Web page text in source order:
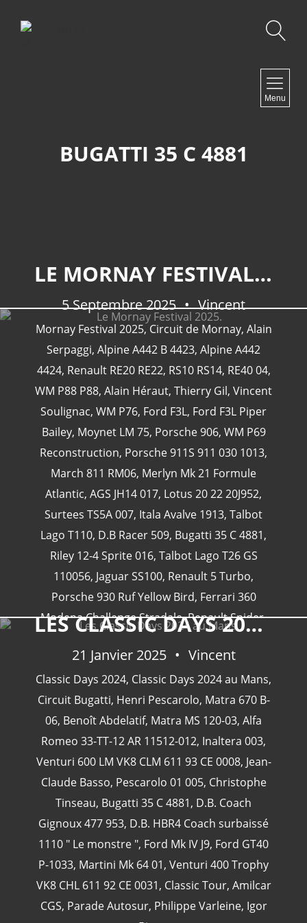
Menu
BUGATTI 35 C 4881
LE MORNAY FESTIVAL 2025.
5 Septembre 2025 Vincent
Mornay Festival 2025, Circuit de Mornay, Alain
Serpaggi, Alpine A442 B 4423, Alpine A442
4424, Renault RE20 RE22, RS10 RS14, RE40 04,
WM P88 P88, Alain Héraut, Thierry Gil, Vincent
Soulignac, WM P76, Ford F3L, Ford F3L Piper
Bailey, Moynet LM 75, Porsche 906, WM P69
Reconstruction, Porsche 911S 911 030 1013,
March 811 RM06, Merlyn Mk 21 Formule
Atlantic, AGS JH14 017, Lotus 20 22 20J952,
Surtees TS5A 007, Itala Avalve 1913, Talbot
Lago T110, D.B Racer 509, Bugatti 35 C 4881,
Riley 12-4 Sprite 016, Talbot Lago T26 GS
110056, Jaguar SS100, Renault 5 Turbo,
Porsche 930 Ruf Yellow Bird, Ferrari 360
Modena Challenge Stradale,Renault Spider,
Lamborghini Huracan STO
LES CLASSIC DAYS 2024 AU MANS.
21 Janvier 2025 Vincent
Classic Days 2024, Classic Days 2024 au Mans,
Circuit Bugatti, Henri Pescarolo, Matra 670 B-
06, Benoît Abdelatif, Matra MS 120-03, Alfa
Romeo 33-TT-12 AR 11512-012, Inaltera 003,
Venturi 600 LM VK8 CLM 611 93 CE 0008, Jean-
Claude Basso, Pescarolo 01 005, Christophe
Tinseau, Bugatti 35 C 4881, D.B. Coach
Gignoux 477 953, D.B. HBR4 Coach surbaissé
1110 " Le monstre ", Ford Mk IV J9, Ford GT40
P-1033, Martini Mk 64 01, Venturi 400 Trophy
VK8 CHL 611 92 CE 0031, Classic Tour, Amilcar
CGS, Parade Autosur, Philippe Varleine, Igor
CATÉGORIES
24 Heures Du Mans 1967